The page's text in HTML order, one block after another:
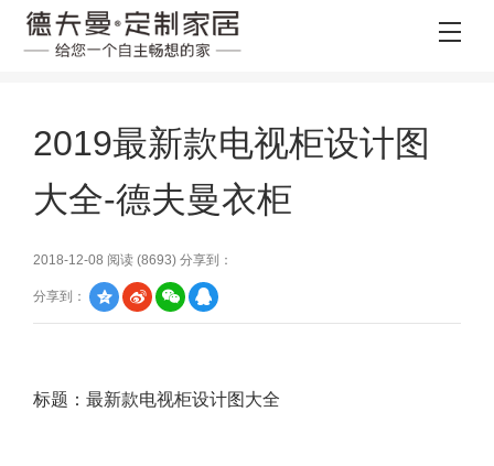
2019最新款电视柜设计图
大全-德夫曼衣柜
2018-12-08 阅读 (8693) 分享到：
分享到：
标题：最新款电视柜设计图大全